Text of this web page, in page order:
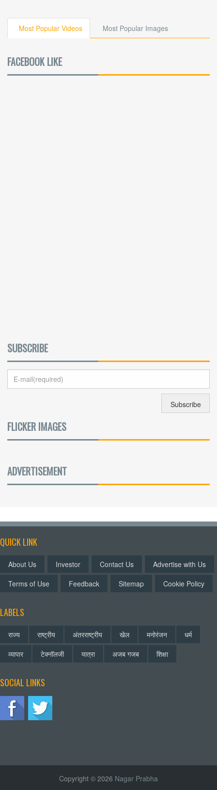
Most Popular Videos Most Popular Images
FACEBOOK LIKE
SUBSCRIBE
FLICKER IMAGES
ADVERTISEMENT
QUICK LINK
About Us Investor Contact Us
Advertise with Us
Terms of Use
Feedback Sitemap Cookie Policy
LABELS
राज्य राष्ट्रीय अंतरराष्ट्रीय खेल मनोरंजन
धर्म
व्यापार
टेक्नॉलजी यात्रा अजब गजब शिक्षा
SOCIAL LINKS
Copyright © 2026 Nagar Prabha